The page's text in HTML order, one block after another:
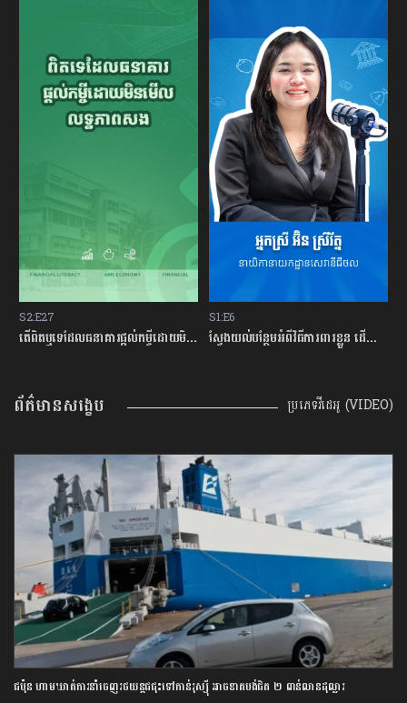
S2:E27
តើពិតឬទេដែលធនាគារផ្ដល់កម្ចីដោយមិនសិក្សាលើលទ្ធភាពសងត្រឡប់?
S1:E6
ស្វែងយល់បន្ថែមអំពីវិធីការពារខ្លួន ដើម្បីជៀសវាងពីការឆបោកតាមបច្ចេកវិទ្យាហិរញ្ញវត្ថុ!
ព័ត៌មានសង្ខេប ប្រភេទវីដេអូ (VIDEO)
ជប៉ុន ហាមឃាត់ការនាំចេញរថយន្តជជុះទៅកាន់រុស្ស៊ី អាចខាតបង់ជិត ២ ពាន់លានដុល្លារ